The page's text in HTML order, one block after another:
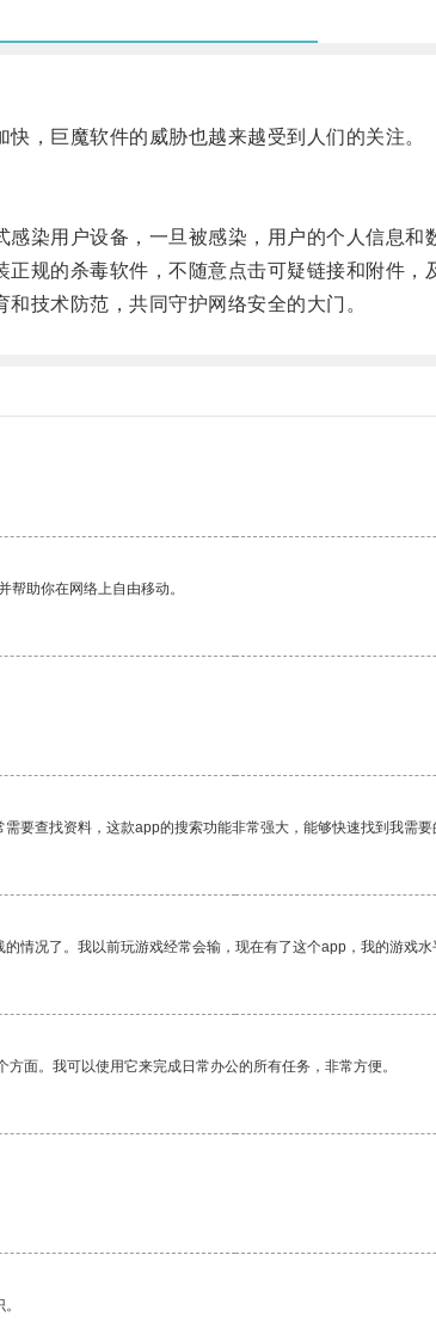
巨魔软件的威胁也越来越受到人们的关注。
用户设备，一旦被感染，用户的个人信息和
的杀毒软件，不随意点击可疑链接和附件，
技术防范，共同守护网络安全的大门。
助你在网络上自由移动。
要查找资料，这款app的搜索功能非常强大，能够快速找到我需要
情况了。我以前玩游戏经常会输，现在有了这个app，我的游戏水
面。我可以使用它来完成日常办公的所有任务，非常方便。